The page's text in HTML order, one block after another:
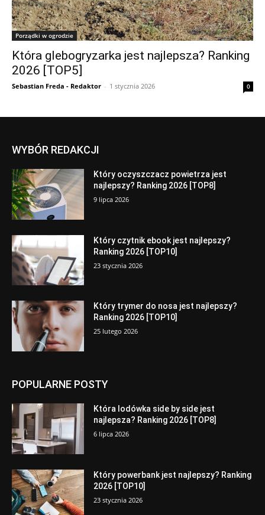
Porządki w ogrodzie
Która glebogryzarka jest najlepsza? Ranking
2026 [TOP5]
Sebastian Freda - Redaktor - 1 stycznia 2026 0
WYBÓR REDAKCJI
Który oczyszczacz powietrza jest
najlepszy? Ranking 2026 [TOP8]
9 lipca 2026
Który czytnik ebook jest najlepszy?
Ranking 2026 [TOP10]
23 stycznia 2026
Który trymer do nosa jest najlepszy?
Ranking 2026 [TOP10]
25 lutego 2026
POPULARNE POSTY
Która lodówka side by side jest
najlepsza? Ranking 2026 [TOP8]
6 lipca 2026
Który powerbank jest najlepszy? Ranking
2026 [TOP10]
23 stycznia 2026